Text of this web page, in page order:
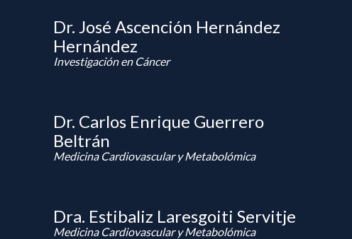
Dr. José Ascención Hernández
Hernández
Investigación en Cáncer
Dr. Carlos Enrique Guerrero
Beltrán
Medicina Cardiovascular y Metabolómica
Dra. Estibaliz Laresgoiti Servitje
Medicina Cardiovascular y Metabolómica